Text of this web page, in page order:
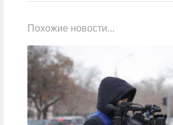
Похожие новости...